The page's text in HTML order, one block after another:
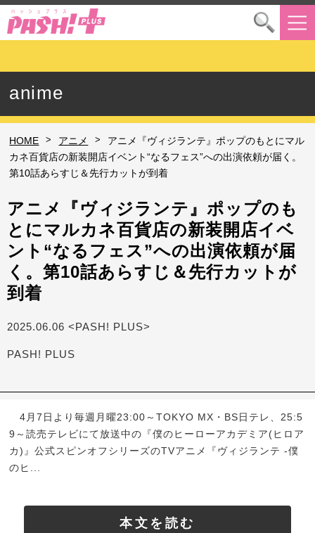
anime
HOME > アニメ >
アニメ『ヴィジランテ』ポップのもとにマル
カネ百貨店の新装開店イベント“なるフェス”への出演依頼が届く。
第10話あらすじ＆先行カットが到着
アニメ『ヴィジランテ』ポップのも
とにマルカネ百貨店の新装開店イベ
ント“なるフェス”への出演依頼が届
く。第10話あらすじ＆先行カットが
到着
2025.06.06 <PASH! PLUS>
PASH! PLUS
4月7日より毎週月曜23:00～TOKYO MX・BS日テレ、25:5
9～読売テレビにて放送中の『僕のヒーローアカデミア(ヒロア
カ)』公式スピンオフシリーズのTVアニメ『ヴィジランテ -僕
のヒ...
本文を読む